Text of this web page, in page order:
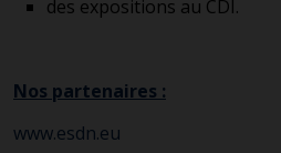
des expositions au CDI.
Nos partenaires :
www.esdn.eu